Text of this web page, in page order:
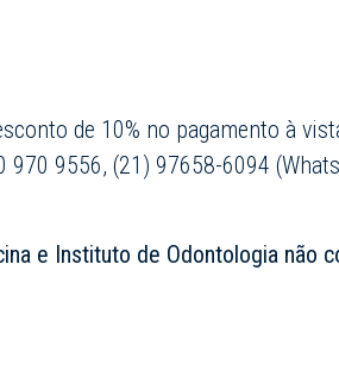
de 10% no pagamento à
970 9556, (21) 97658-6094
e Instituto de Odontologia não